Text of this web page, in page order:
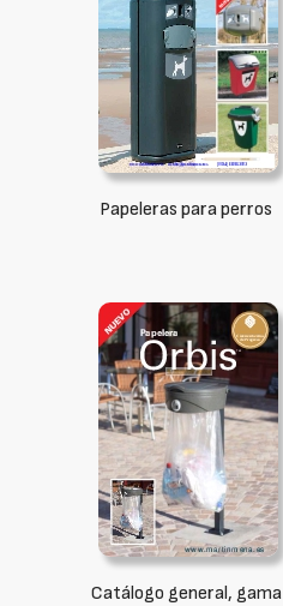
Papeleras para perros
Catálogo general, gama